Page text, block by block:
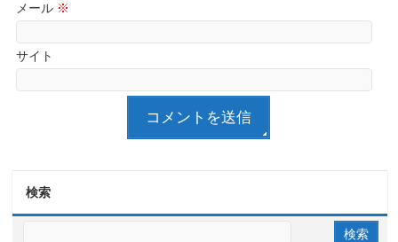
メール ※
サイト
検索